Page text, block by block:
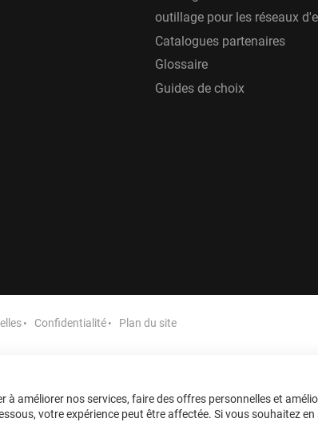
outillage pour les réseaux
Catalogues partenaires
Glossaire
Guides de choix
Confidentialité Plan du site
à améliorer nos services, faire des offres personnelles et
votre expérience peut être affectée. Si vous souhaitez en